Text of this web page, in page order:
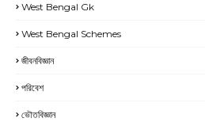
West Bengal Gk
West Bengal Schemes
জীবনবিজ্ঞান
পরিবেশ
ভৌতবিজ্ঞান